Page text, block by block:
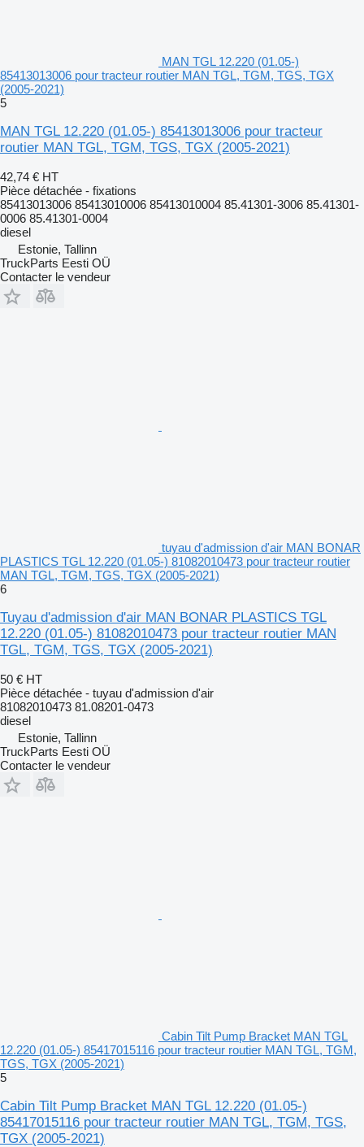
MAN TGL 12.220 (01.05-)
85413013006 pour tracteur routier MAN TGL, TGM, TGS, TGX
(2005-2021)
5
MAN TGL 12.220 (01.05-) 85413013006 pour tracteur
routier MAN TGL, TGM, TGS, TGX (2005-2021)
42,74 € HT
Pièce détachée - fixations
85413013006 85413010006 85413010004 85.41301-3006 85.41301-
0006 85.41301-0004
diesel
Estonie, Tallinn
TruckParts Eesti OÜ
Contacter le vendeur
tuyau d'admission d'air MAN BONAR
PLASTICS TGL 12.220 (01.05-) 81082010473 pour tracteur routier
MAN TGL, TGM, TGS, TGX (2005-2021)
6
Tuyau d'admission d'air MAN BONAR PLASTICS TGL
12.220 (01.05-) 81082010473 pour tracteur routier MAN
TGL, TGM, TGS, TGX (2005-2021)
50 € HT
Pièce détachée - tuyau d'admission d'air
81082010473 81.08201-0473
diesel
Estonie, Tallinn
TruckParts Eesti OÜ
Contacter le vendeur
Cabin Tilt Pump Bracket MAN TGL
12.220 (01.05-) 85417015116 pour tracteur routier MAN TGL, TGM,
TGS, TGX (2005-2021)
5
Cabin Tilt Pump Bracket MAN TGL 12.220 (01.05-)
85417015116 pour tracteur routier MAN TGL, TGM, TGS,
TGX (2005-2021)